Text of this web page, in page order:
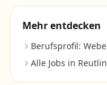
Mehr entdecken
Berufsprofil:
Alle Jobs in